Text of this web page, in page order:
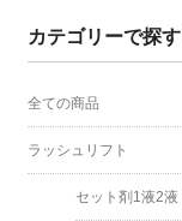
カテゴリーで探す
全ての商品
ラッシュリフト
セット剤1液2液